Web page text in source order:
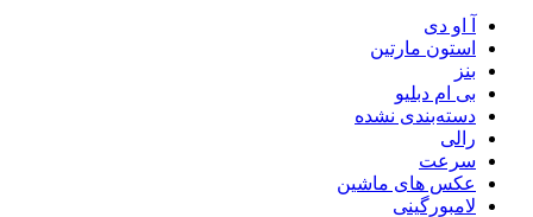
آ او دی
استون مارتین
بنز
بی ام دبلیو
دسته‌بندی نشده
رالی
سرعت
عکس های ماشین
لامبورگینی